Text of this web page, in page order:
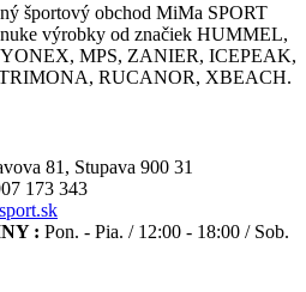
športový obchod MiMa SPORT
výrobky od značiek HUMMEL,
MPS, ZANIER, ICEPEAK,
RUCANOR, XBEACH.
81, Stupava 900 31
173 343
: Pon. - Pia. / 12:00 - 18:00 / Sob.